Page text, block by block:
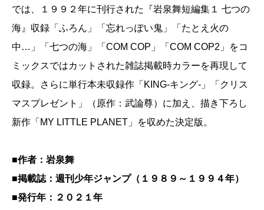
では、１９９２年に刊行された『岩泉舞短編集１ 七つの
海』収録「ふろん」「忘れっぽい鬼」「たとえ火の
中…」「七つの海」「COM COP」「COM COP2」をコ
ミックスではカットされた雑誌掲載時カラーを再現して
収録。さらに単行本未収録作「KING-キング-」「クリス
マスプレゼント」（原作：武論尊）に加え、描き下ろし
新作「MY LITTLE PLANET」を収めた決定版。
■作者：岩泉舞
■掲載誌：週刊少年ジャンプ（１９８９～１９９４年）
■発行年：２０２１年